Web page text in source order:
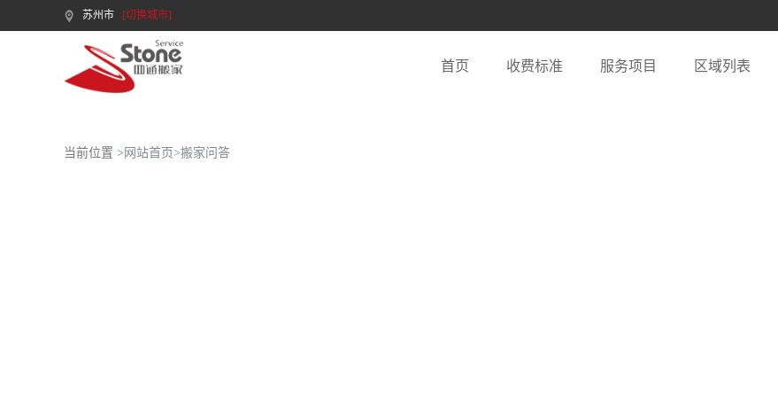
苏州市 [切换城市]
首页 收费标准 服务项目 区域列表
当前位置 > 网站首页>搬家问答